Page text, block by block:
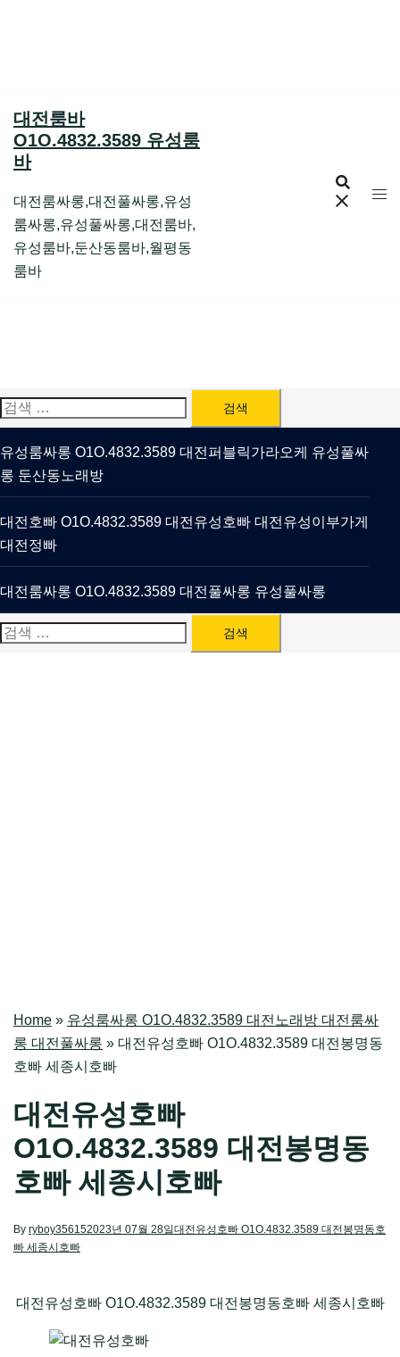
대전룸바
O1O.4832.3589 유성룸
바
대전룸싸롱,대전풀싸롱,유성
룸싸롱,유성풀싸롱,대전룸바,
유성룸바,둔산동룸바,월평동
룸바
검
색:
유성룸싸롱 O1O.4832.3589 대전퍼블릭가라오케 유성풀싸
롱 둔산동노래방
대전호빠 O1O.4832.3589 대전유성호빠 대전유성이부가게
대전정빠
대전룸싸롱 O1O.4832.3589 대전풀싸롱 유성풀싸롱
검
Home » 유성룸싸롱 O1O.4832.3589 대전노래방 대전룸싸
롱 대전풀싸롱 » 대전유성호빠 O1O.4832.3589 대전봉명동
호빠 세종시호빠
대전유성호빠
O1O.4832.3589 대전봉명동
호빠 세종시호빠
By ryboy356152023년 07월 28일대전유성호빠 O1O.4832.3589 대전봉명동호
빠 세종시호빠
대전유성호빠 O1O.4832.3589 대전봉명동호빠 세종시호빠